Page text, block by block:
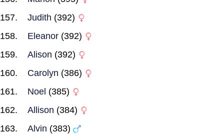
Judith (392)
Eleanor (392)
Alison (392)
Carolyn (386)
Noel (385)
Allison (384)
Alvin (383)